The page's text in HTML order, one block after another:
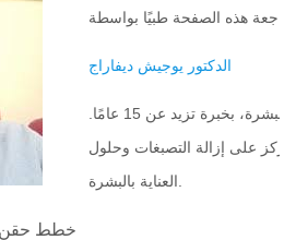
الدكتور يوجيش ديفاراج
طبيب أمراض جلدية متخصص في حلول تفتيح البشرة، بخبرة تزيد عن 15 عامًا.
على إزالة التصبغات وحلول
✅ خطط